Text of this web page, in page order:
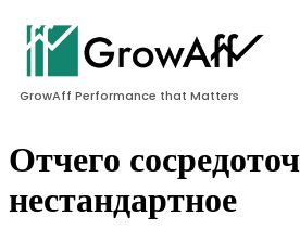
GrowAff Performance that Matters
Отчего
нестандартное